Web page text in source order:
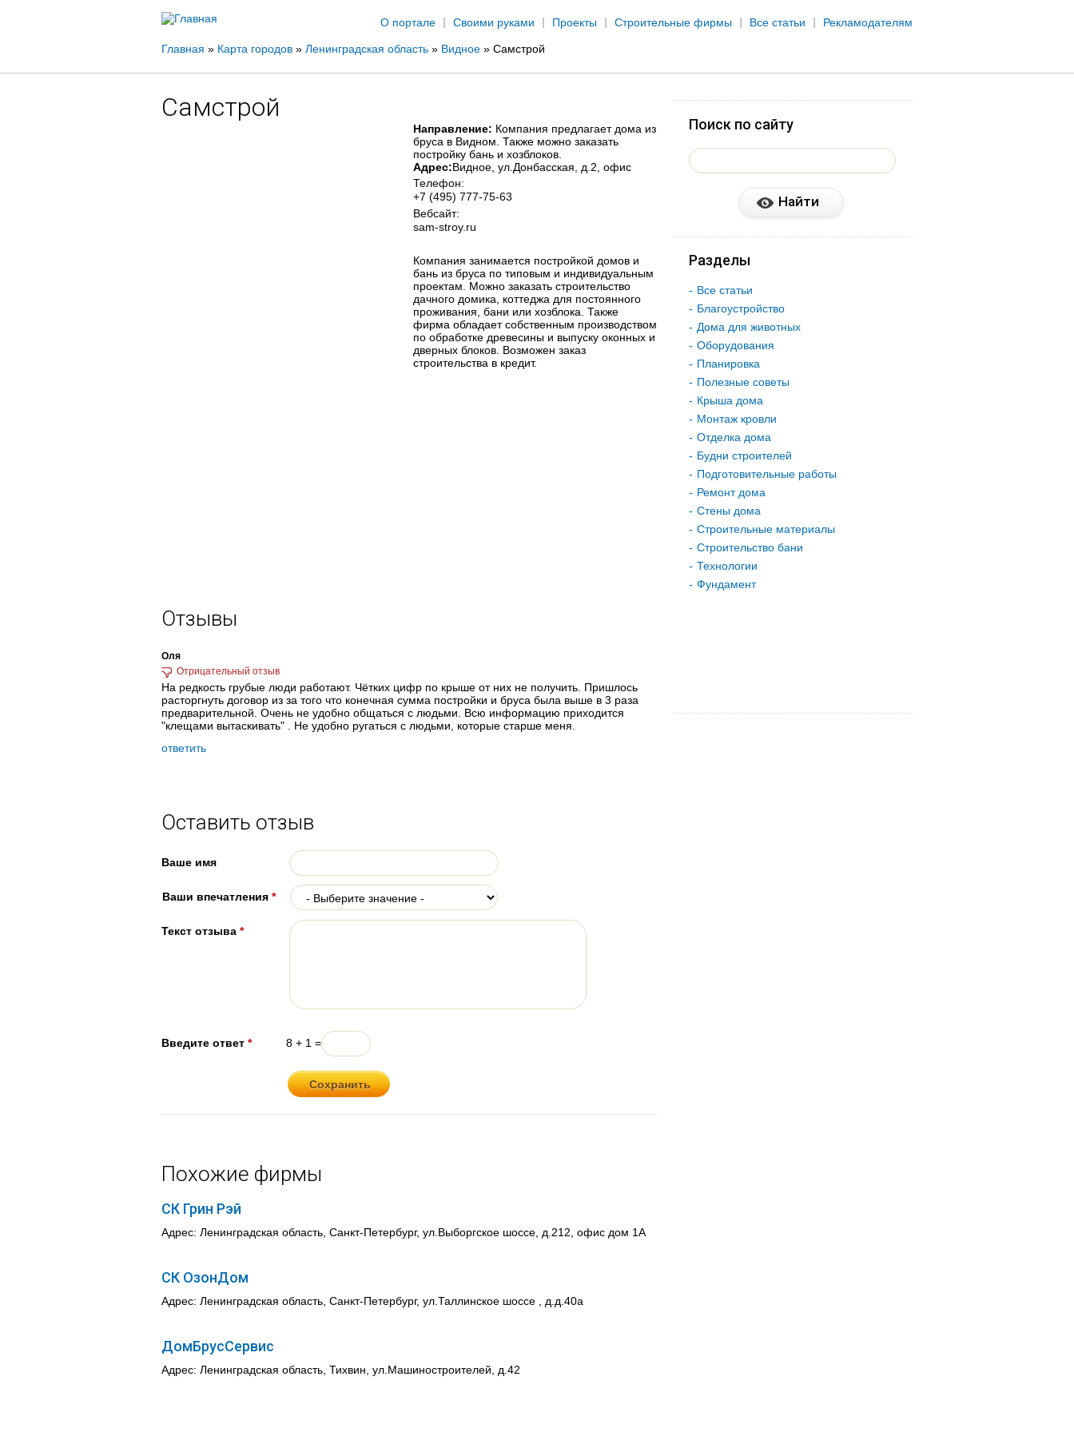
О портале
Своими руками Проекты Строительные фирмы Все статьи Рекламодателям
Вы
здесь
Главная » Карта городов » Ленинградская область » Видное » Самстрой
Самстрой
Направление: Компания предлагает дома из
бруса в Видном. Также можно заказать
постройку бань и хозблоков.
Адрес:Видное , ул.Донбасская, д.2, офис
Телефон:
+7 (495) 777-75-63
Вебсайт:
sam-stroy.ru
Компания занимается постройкой домов и
бань из бруса по типовым и индивидуальным
проектам. Можно заказать строительство
дачного домика, коттеджа для постоянного
проживания, бани или хозблока. Также
фирма обладает собственным производством
по обработке древесины и выпуску оконных и
дверных блоков. Возможен заказ
строительства в кредит.
Отзывы
Оля
На редкость грубые люди работают. Чётких цифр по крыше от них не получить. Пришлось
расторгнуть договор из за того что конечная сумма постройки и бруса была выше в 3 раза
предварительной. Очень не удобно общаться с людьми. Всю информацию приходится
"клещами вытаскивать" . Не удобно ругаться с людьми, которые старше меня.
ответить
Оставить отзыв
Ваше имя
Ваши впечатления *
Текст отзыва *
Введите ответ * 8 + 1 =
Похожие фирмы
СК Грин Рэй
Адрес: Ленинградская область, Санкт-Петербург, ул.Выборгское шоссе, д.212, офис дом 1А
СК ОзонДом
Адрес: Ленинградская область, Санкт-Петербург, ул.Таллинское шоссе , д.д.40а
ДомБрусСервис
Адрес: Ленинградская область, Тихвин, ул.Машиностроителей, д.42
Поиск по сайту
Разделы
Все статьи
Благоустройство
Дома для животных
Оборудования
Планировка
Полезные советы
Крыша дома
Монтаж кровли
Отделка дома
Будни строителей
Подготовительные работы
Ремонт дома
Стены дома
Строительные материалы
Строительство бани
Технологии
Фундамент